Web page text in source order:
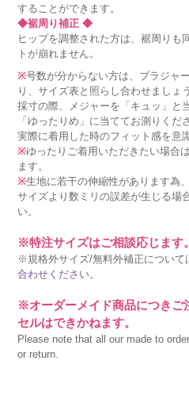
することができます。
◆裾周り補正 ◆
ヒップを調整された方は、裾周りも
トが崩れません。
※号数が分からない方は、ブラジャ
り、サイズ表と照らし合わせましょう
採寸の際、メジャーを「キュッ」と
「ゆったりめ」に当ててお測りくだ
実際に着用した時のフィット感を意
※ゆったりご着用いただきたい場合
ます。
※生地に若干の伸縮性があります為
サイズより数ミリの誤差が生じる場
い。
※特注サイズはご相談応じます。
※規格外サイズ/無料外補正について
合わせください。
※オーダーメイド商品につきご
セルはできかねます。
Please note that all our made to
or return.